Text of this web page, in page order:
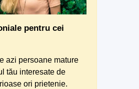
pentru cei
azi persoane mature
tău interesate de
ori prietenie.